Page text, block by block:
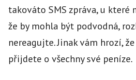
takováto SMS zpráva, u které
že by mohla být podvodná,
nereagujte. Jinak vám hrozí,
přijdete o všechny své peníze.